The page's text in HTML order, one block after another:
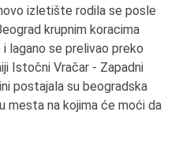
izletište rodila se posle
krupnim koracima
lagano se prelivao preko
Istočni Vračar - Zapadni
postajala su beogradska
mesta na kojima će moći da